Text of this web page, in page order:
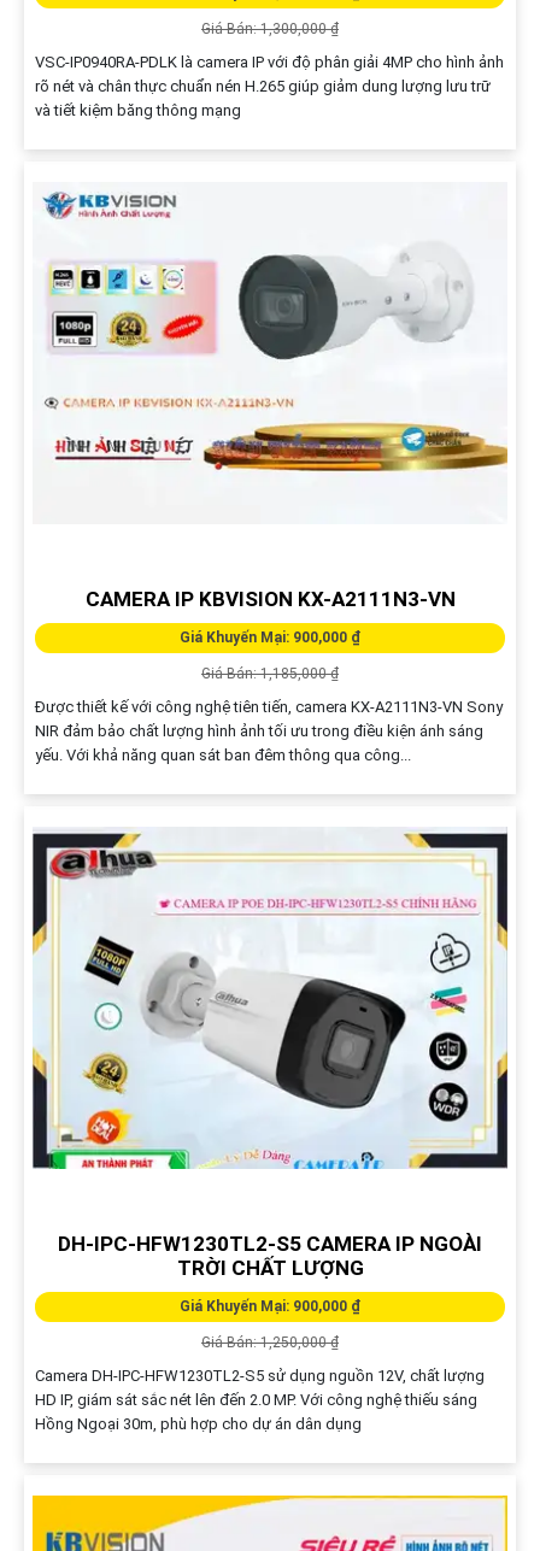
Camera An Ninh Wifi Không Dây C3N 1080P là một sản phẩm hàng
đầu trong lĩnh vực an ninh gia đình. Với độ phân giải Full HD 1080P,
camera giúp bạn quan sát mọi góc nhìn trong nhà và ngoài trời một
cách rõ ràng và sắc nét
VSC-IP0940RA-PDLK CAMERA VISIONCOP (4MP)
Giá Khuyến Mại: 910,000 ₫
Giá Bán: 1,300,000 ₫
VSC-IP0940RA-PDLK là camera IP với độ phân giải 4MP cho hình ảnh
rõ nét và chân thực chuẩn nén H.265 giúp giảm dung lượng lưu trữ
và tiết kiệm băng thông mạng
CAMERA IP KBVISION KX-A2111N3-VN
Giá Bán: 1,185,000 ₫
Được thiết kế với công nghệ tiên tiến, camera KX-A2111N3-VN Sony
NIR đảm bảo chất lượng hình ảnh tối ưu trong điều kiện ánh sáng
yếu. Với khả năng quan sát ban đêm thông qua công...